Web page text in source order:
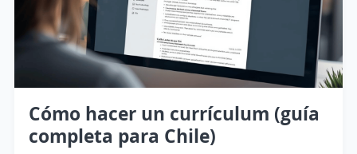
Cómo hacer un currículum (guía
completa para Chile)